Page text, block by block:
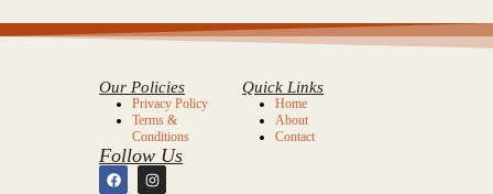
Our Policies
Privacy Policy
Terms &
Conditions
Follow Us
Quick Links
Home
About
Contact